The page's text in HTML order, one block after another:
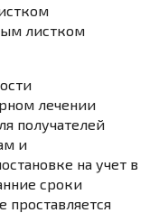
листком
лечении
получателей
и
на учет в
сроки
проставляется